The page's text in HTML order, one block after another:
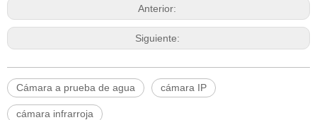
Anterior:
Siguiente:
Cámara a prueba de agua cámara IP
cámara infrarroja